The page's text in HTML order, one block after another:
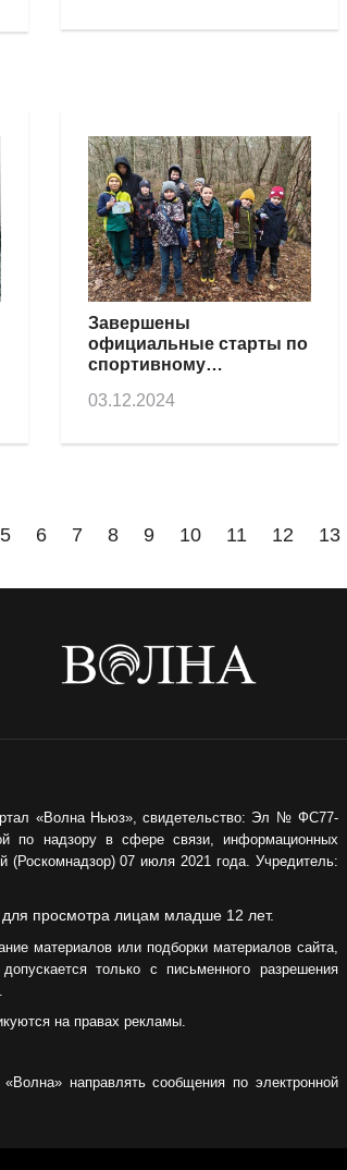
Завершены
официальные старты по
спортивному
03.12.2024
5 6 7 8 9 10 11 12 13
«Волна Ньюз», свидетельство: Эл № ФС77-
по надзору в сфере связи, информационных
(Роскомнадзор) 07 июля 2021 года. Учредитель:
просмотра лицам младше 12 лет.
материалов или подборки материалов сайта,
только с письменного разрешения
на правах рекламы.
направлять сообщения по электронной